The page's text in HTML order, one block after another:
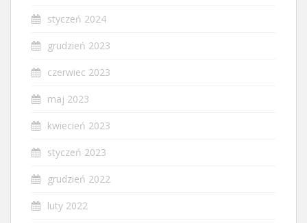
styczeń 2024
grudzień 2023
czerwiec 2023
maj 2023
kwiecień 2023
styczeń 2023
grudzień 2022
luty 2022